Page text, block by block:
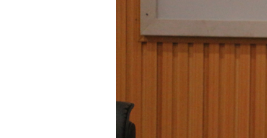
Copyright 2017 All Rights Reserved